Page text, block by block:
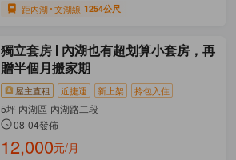
距內湖 文湖線 1254公尺
獨立套房
內湖也有超划算小套房，再
贈半個月搬家期
屋主直租 近捷運 新上架 拎包入住
5坪 內湖區-內湖路二段
08-04發佈
12,000元/月